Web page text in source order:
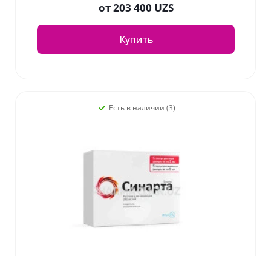
от203 400 UZS
Купить
Есть в наличии (3)